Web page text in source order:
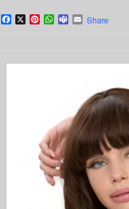
Facebook
X PinterestWhatsApp
TeamsEmail
Share